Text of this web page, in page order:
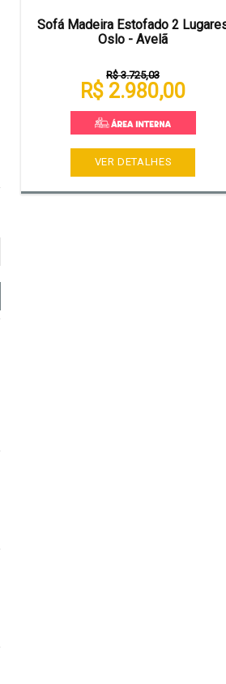
Sofá Madeira Estofado 2
Oslo - Avelã
R$ 3.725,03
R$ 2.980,00
VER DETALHES